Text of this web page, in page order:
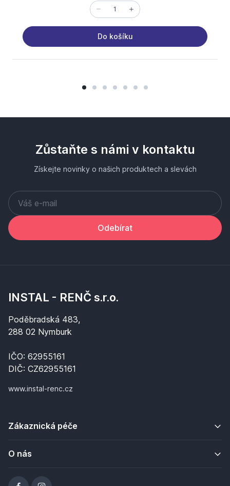
Do košíku
Zůstaňte s námi v kontaktu
Získejte novinky o našich produktech a slevách
Odebírat
INSTAL - RENČ s.r.o.
Poděbradská 483,
288 02 Nymburk
IČO: 62955161
DIČ: CZ62955161
www.instal-renc.cz
Zákaznická péče
O nás